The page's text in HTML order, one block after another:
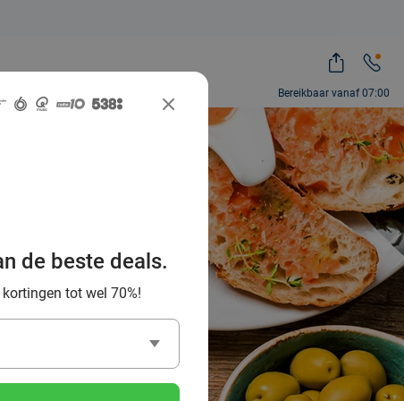
Bereikbaar vanaf 07:00
en
de beste deals.
tot wel 70%!